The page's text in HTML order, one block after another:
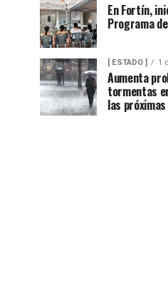
En Fortín,
Programa
[ ESTADO ] 1
Aumenta
tormentas
las